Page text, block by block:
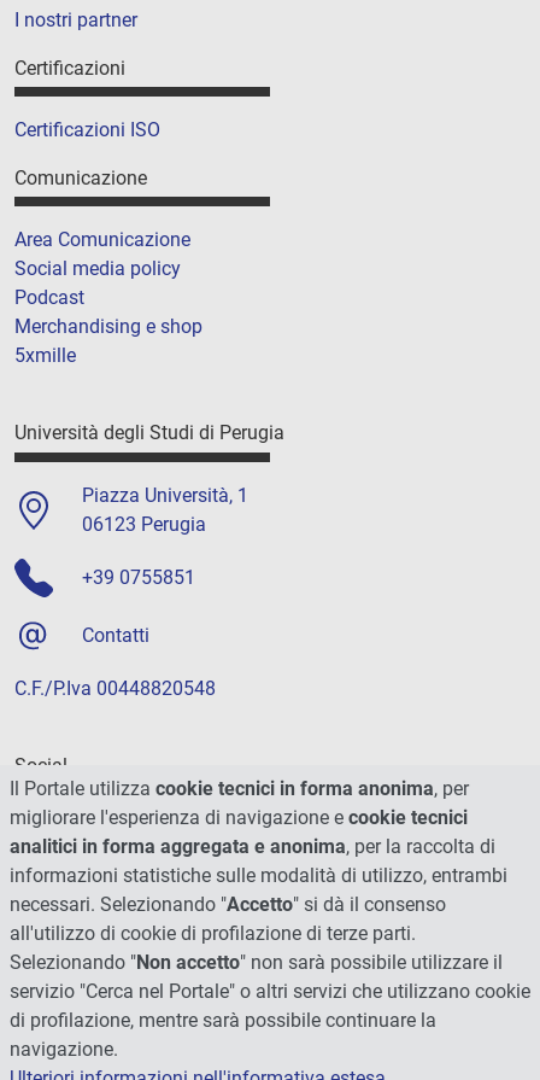
I nostri partner
Certificazioni
Certificazioni ISO
Comunicazione
Area Comunicazione
Social media policy
Podcast
Merchandising e shop
5xmille
Università degli Studi di Perugia
Piazza Università, 1
06123 Perugia
+39 0755851
Contatti
C.F./P.Iva 00448820548
Social
Il Portale utilizza cookie tecnici in forma anonima, per
migliorare l'esperienza di navigazione e cookie tecnici
analitici in forma aggregata e anonima, per la raccolta di
informazioni statistiche sulle modalità di utilizzo, entrambi
necessari. Selezionando "Accetto" si dà il consenso
all'utilizzo di cookie di profilazione di terze parti.
Selezionando "Non accetto" non sarà possibile utilizzare il
servizio "Cerca nel Portale" o altri servizi che utilizzano cookie
di profilazione, mentre sarà possibile continuare la
navigazione.